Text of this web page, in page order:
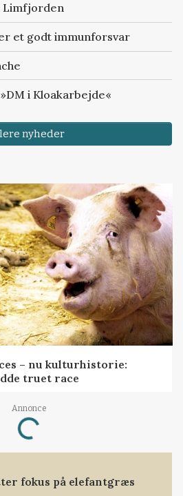
Limfjorden
et godt immunforsvar
i Kloakarbejde«
nyheder
– nu kulturhistorie:
truet race
Annonce
Loading...
fokus på elefantgræs